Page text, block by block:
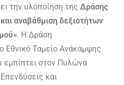
την υλοποίηση τηςΔράσης
αναβάθμιση δεξιοτήτων
. Η Δράση
Εθνικό Ταμείο Ανάκαμψης
εμπίπτει στον Πυλώνα
και